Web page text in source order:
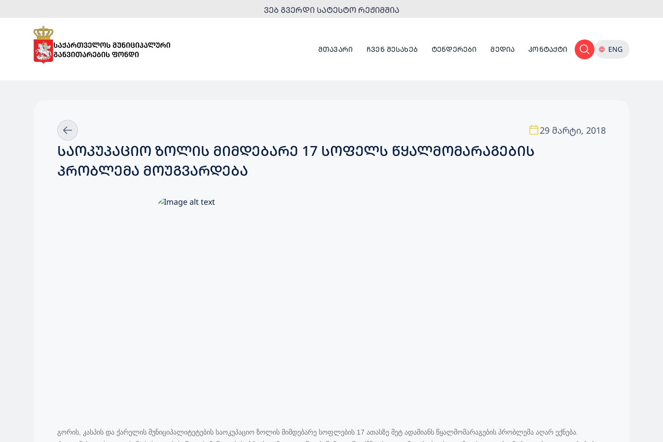
ᲕᲔᲑ ᲒᲕᲔᲠᲓᲘ ᲡᲐᲢᲔᲡᲢᲝ ᲠᲔᲟᲘᲛᲨᲘᲐ
ᲛᲗᲐᲕᲐᲠᲘ ᲩᲕᲔᲜ ᲨᲔᲡᲐᲮᲔᲑ ᲢᲔᲜᲓᲔᲠᲔᲑᲘ ᲛᲔᲓᲘᲐ ᲙᲝᲜᲢᲐᲥᲢᲘ ENG
29 მარტი, 2018
ᲡᲐᲝᲙᲣᲞᲐᲪᲘᲝ ᲖᲝᲚᲘᲡ ᲛᲘᲛᲓᲔᲑᲐᲠᲔ 17 ᲡᲝᲤᲔᲚᲡ ᲬᲧᲐᲚᲛᲝᲛᲐᲠᲐᲒᲔᲑᲘᲡ
ᲞᲠᲝᲑᲚᲔᲛᲐ ᲛᲝᲣᲒᲕᲐᲠᲓᲔᲑᲐ
გორის, კასპის და ქარელის მუნიციპალიტეტების საოკუპაციო ზოლის მიმდებარე სოფლების 17 ათასზე მეტ ადამიანს წყალმომარაგების პრობლემა აღარ ექნება.